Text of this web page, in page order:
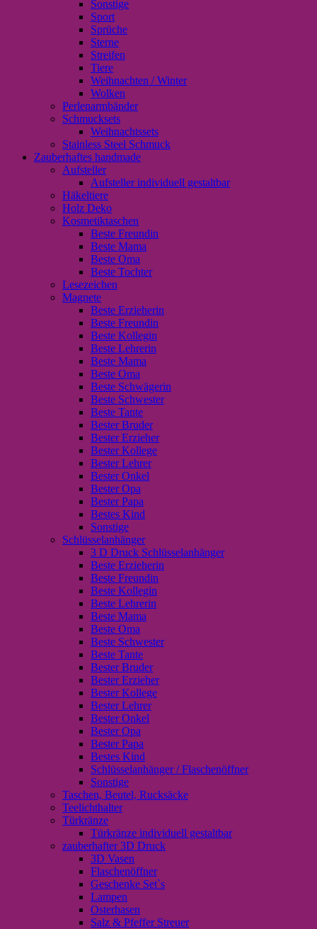
Sonstige
Sport
Sprüche
Sterne
Streifen
Tiere
Weihnachten / Winter
Wolken
Perlenarmbänder
Schmucksets
Weihnachtssets
Stainless Steel Schmuck
Zauberhaftes handmade
Aufsteller
Aufsteller individuell gestaltbar
Häkeltiere
Holz Deko
Kosmetiktaschen
Beste Freundin
Beste Mama
Beste Oma
Beste Tochter
Lesezeichen
Magnete
Beste Erzieherin
Beste Freundin
Beste Kollegin
Beste Lehrerin
Beste Mama
Beste Oma
Beste Schwägerin
Beste Schwester
Beste Tante
Bester Bruder
Bester Erzieher
Bester Kollege
Bester Lehrer
Bester Onkel
Bester Opa
Bester Papa
Bestes Kind
Sonstige
Schlüsselanhänger
3 D Druck Schlüsselanhänger
Beste Erzieherin
Beste Freundin
Beste Kollegin
Beste Lehrerin
Beste Mama
Beste Oma
Beste Schwester
Beste Tante
Bester Bruder
Bester Erzieher
Bester Kollege
Bester Lehrer
Bester Onkel
Bester Opa
Bester Papa
Bestes Kind
Schlüsselanhänger / Flaschenöffner
Sonstige
Taschen, Beutel, Rucksäcke
Teelichthalter
Türkränze
Türkränze individuell gestaltbar
zauberhafter 3D Druck
3D Vasen
Flaschenöffner
Geschenke Set`s
Lampen
Osterhasen
Salz & Pfeffer Streuer